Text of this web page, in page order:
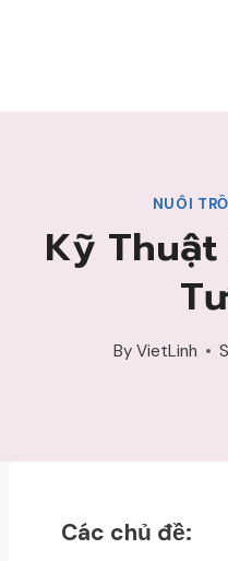
NUÔI
Kỹ Thuật
By VietLinh
Các chủ đề: